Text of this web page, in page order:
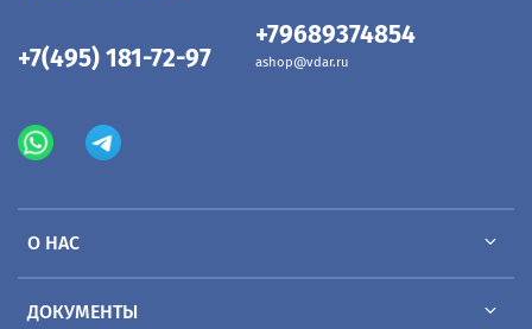
О НАС
ДОКУМЕНТЫ
+7(495) 181-72-97
+79689374854
ashop@vdar.ru